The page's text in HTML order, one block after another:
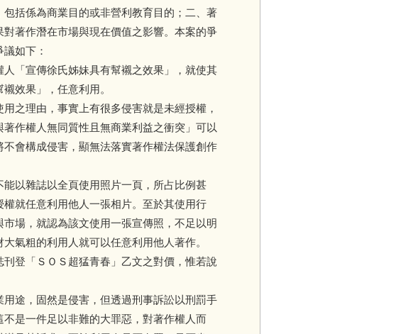
括係為商業目的或非營利教育目的；二、著
著作潛在市場與現在價值之影響。本案的爭
如下：
「宣傳徐氏姊妹具有幫襯之效果」，就使其
效果」，任意利用。
之理由，事實上有很多侵害就是未經授權，
作權人無同質性且無商業利益之衝突」可以
會構成侵害，顯無法落實著作權法保護創作
以雜誌以全頁使用照片一頁，所占比例甚
就任意利用他人一張相片。至於其使用行
場，就認為該文使用一張宣傳照，不足以明
氣粗的利用人就可以任意利用他人著作。
登「ＳＯＳ超猛青春」乙文之對價，惟若說
途，固然是侵害，但透過刑事訴訟以刑罰手
是一件足以非難的大罪惡，對著作權人而